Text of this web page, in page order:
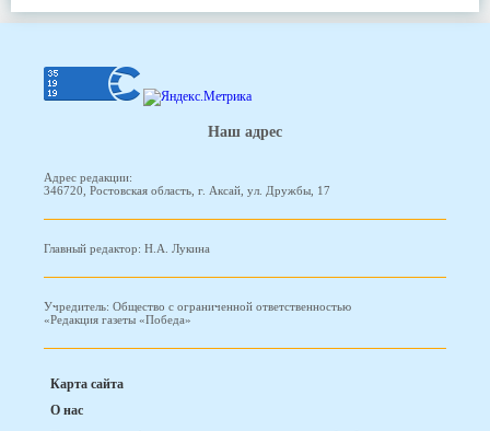
Наш адрес
Адрес редакции:
346720, Ростовская область, г. Аксай, ул. Дружбы, 17
Главный редактор: Н.А. Лукина
Учредитель: Общество с ограниченной ответственностью
«Редакция газеты «Победа»
Карта сайта
О нас